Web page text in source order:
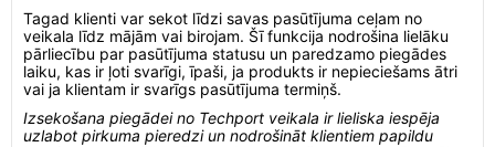
Tagad klienti var sekot līdzi savas pasūtījuma ceļam no
veikala līdz mājām vai birojam. Šī funkcija nodrošina lielāku
pārliecību par pasūtījuma statusu un paredzamo piegādes
laiku, kas ir ļoti svarīgi, īpaši, ja produkts ir nepieciešams ātri
vai ja klientam ir svarīgs pasūtījuma termiņš.
Izsekošana piegādei no Techport veikala ir lieliska iespēja
uzlabot pirkuma pieredzi un nodrošināt klientiem papildu